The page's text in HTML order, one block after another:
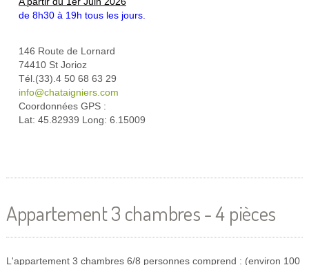
de 8h30 à 19h tous les jours.
146 Route de Lornard
74410 St Jorioz
Tél.(33).4 50 68 63 29
info@chataigniers.com
Coordonnées GPS :
Lat: 45.82939 Long: 6.15009
Appartement 3 chambres - 4 pièces
L'appartement 3 chambres 6/8 personnes comprend : (environ 100